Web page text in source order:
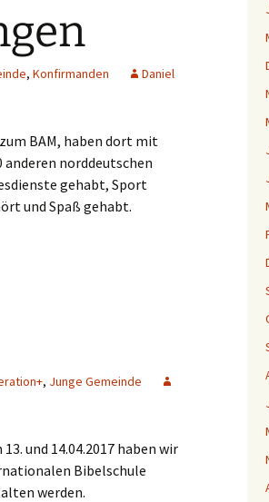
, Konfirmanden
Daniel
BAM, haben dort mit
anderen norddeutschen
gehabt, Sport
und Spaß gehabt.
, Junge Gemeinde
und 14.04.2017 haben wir
Bibelschule
werden.